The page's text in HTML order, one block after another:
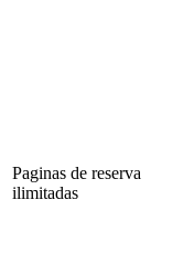
Paginas de reserva
ilimitadas